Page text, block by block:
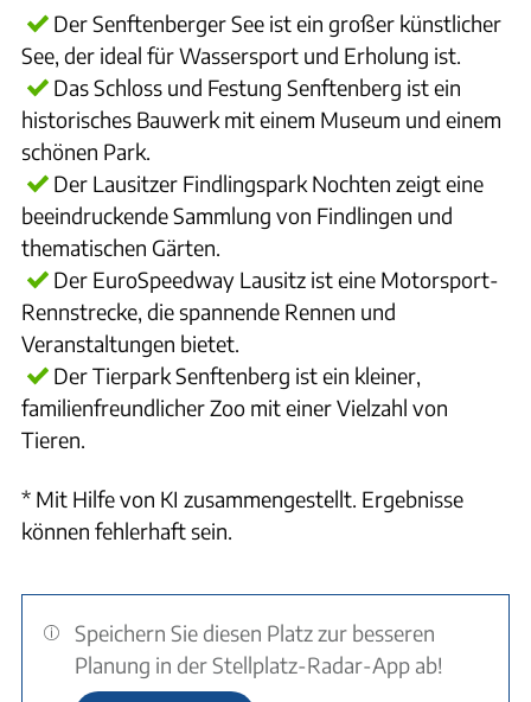
Der Senftenberger See ist ein großer künstlicher
See, der ideal für Wassersport und Erholung ist.
Das Schloss und Festung Senftenberg ist ein
historisches Bauwerk mit einem Museum und einem
schönen Park.
Der Lausitzer Findlingspark Nochten zeigt eine
beeindruckende Sammlung von Findlingen und
thematischen Gärten.
Der EuroSpeedway Lausitz ist eine Motorsport-
Rennstrecke, die spannende Rennen und
Veranstaltungen bietet.
Der Tierpark Senftenberg ist ein kleiner,
familienfreundlicher Zoo mit einer Vielzahl von
Tieren.
* Mit Hilfe von KI zusammengestellt. Ergebnisse
können fehlerhaft sein.
Speichern Sie diesen Platz zur besseren
Planung in der Stellplatz-Radar-App ab!